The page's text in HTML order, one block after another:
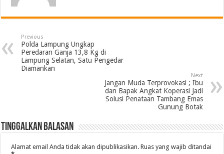
Previous
Polda Lampung Ungkap
Peredaran Ganja 13,8 Kg di
Lampung Selatan, Satu Pengedar
Diamankan
Next
Jangan Muda Terprovokasi ; Ibu
dan Bapak Angkat Koperasi Jadi
Solusi Penataan Tambang Emas
Gunung Botak
Tinggalkan Balasan
Alamat email Anda tidak akan dipublikasikan. Ruas yang wajib ditandai